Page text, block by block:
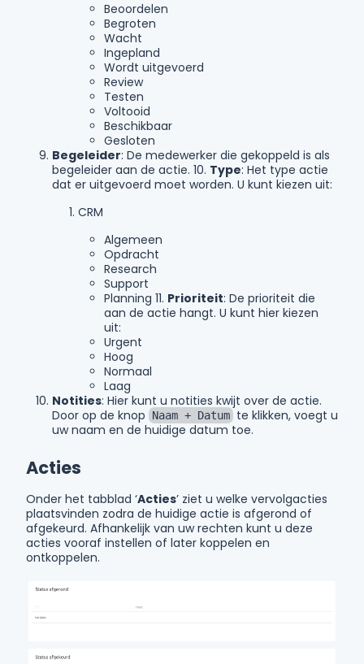
Beoordelen
Begroten
Wacht
Ingepland
Wordt uitgevoerd
Review
Testen
Voltooid
Beschikbaar
Gesloten
Begeleider: De medewerker die gekoppeld is als
begeleider aan de actie. 10. Type: Het type actie
dat er uitgevoerd moet worden. U kunt kiezen uit:
CRM
Algemeen
Opdracht
Research
Support
Planning 11. Prioriteit: De prioriteit die
aan de actie hangt. U kunt hier kiezen
uit:
Urgent
Hoog
Normaal
Laag
Notities: Hier kunt u notities kwijt over de actie.
Door op de knop
Naam + Datum te klikken, voegt u
uw naam en de huidige datum toe.
Acties
Onder het tabblad ‘Acties’ ziet u welke vervolgacties
plaatsvinden zodra de huidige actie is afgerond of
afgekeurd. Afhankelijk van uw rechten kunt u deze
acties vooraf instellen of later koppelen en
ontkoppelen.